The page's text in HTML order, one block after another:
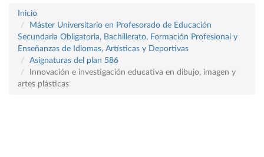
Inicio
Máster Universitario en Profesorado de Educación
Secundaria Obligatoria, Bachillerato, Formación Profesional y
Enseñanzas de Idiomas, Artísticas y Deportivas
Asignaturas del plan 586
Innovación e investigación educativa en dibujo, imagen y
artes plásticas